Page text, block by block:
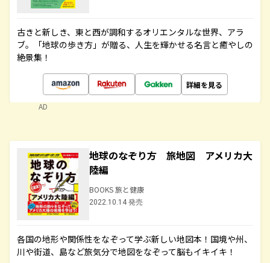
古きと新しき、東と西が調和するオリエンタルな世界、アラ
ブ。「地球の歩き方」が贈る、人生を輝かせる名言と癒やしの
絶景集！
詳細を見る
AD
地球のなぞり方 旅地図 アメリカ大
陸編
BOOKS 旅と健康
2022.10.14 発売
各国の地形や関係性をなぞって学ぶ新しい地図本！国境や州、
川や街道、島など旅気分で地図をなぞって脳もイキイキ！